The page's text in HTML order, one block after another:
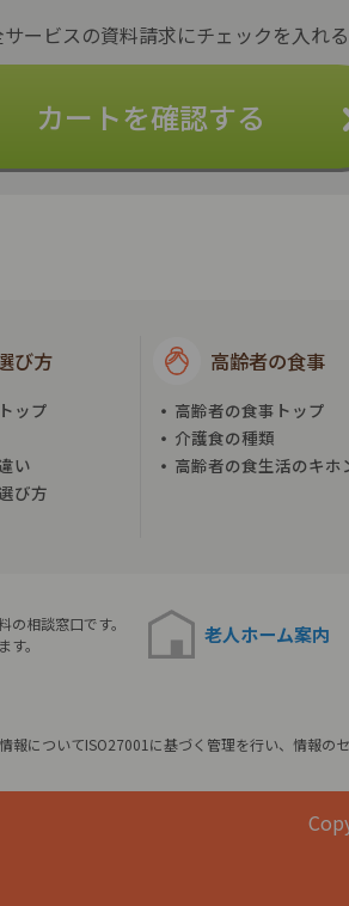
カートを確認する
び方
ップ
い
び方
高齢者の食事
高齢者の食事トップ
介護食の種類
高齢者の食生活のキホ
相談窓口です。
。
老人ホーム案内
についてISO27001に基づく管理を行い、情報の